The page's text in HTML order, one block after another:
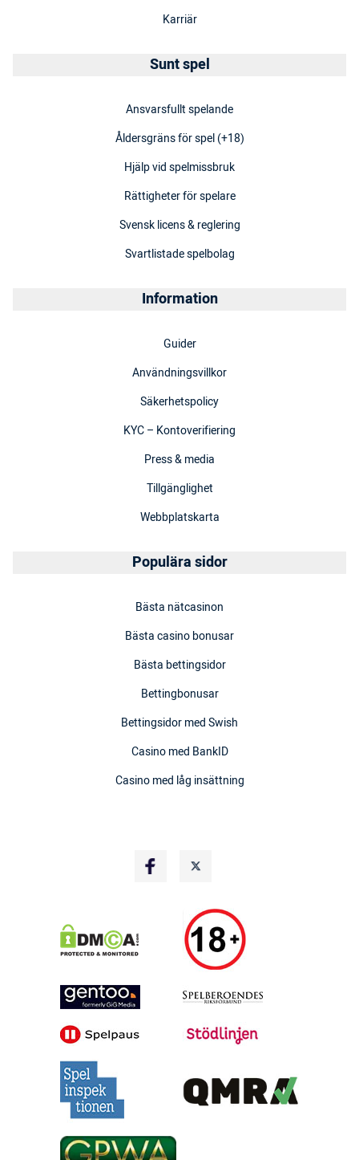
Karriär
Sunt spel
Ansvarsfullt spelande
Åldersgräns för spel (+18)
Hjälp vid spelmissbruk
Rättigheter för spelare
Svensk licens & reglering
Svartlistade spelbolag
Information
Guider
Användningsvillkor
Säkerhetspolicy
KYC – Kontoverifiering
Press & media
Tillgänglighet
Webbplatskarta
Populära sidor
Bästa nätcasinon
Bästa casino bonusar
Bästa bettingsidor
Bettingbonusar
Bettingsidor med Swish
Casino med BankID
Casino med låg insättning